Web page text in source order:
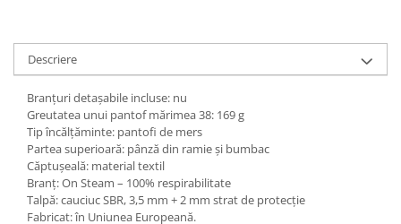
Descriere
Branțuri detașabile incluse: nu
Greutatea unui pantof mărimea 38: 169 g
Tip încălțăminte: pantofi de mers
Partea superioară: pânză din ramie și bumbac
Căptușeală: material textil
Branț: On Steam – 100% respirabilitate
Talpă: cauciuc SBR, 3,5 mm + 2 mm strat de protecție
Fabricat: în Uniunea Europeană.